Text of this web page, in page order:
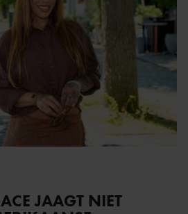
JAAGT NIET